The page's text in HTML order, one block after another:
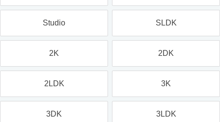
Studio SLDK
2K 2DK
2LDK 3K
3DK 3LDK